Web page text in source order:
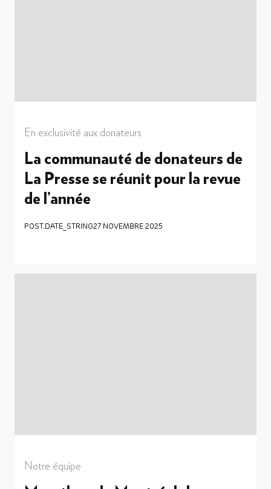
En exclusivité aux donateurs
La communauté de donateurs de
La Presse se réunit pour la revue
de l’année
POST.DATE_STRING27 NOVEMBRE 2025
Notre équipe